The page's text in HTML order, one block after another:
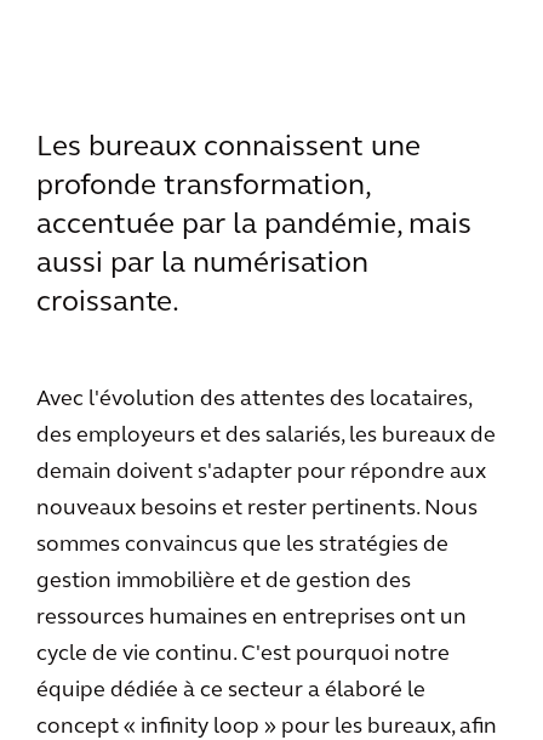
Les bureaux connaissent une
profonde transformation,
accentuée par la pandémie, mais
aussi par la numérisation
croissante.
Avec l'évolution des attentes des locataires,
des employeurs et des salariés, les bureaux de
demain doivent s'adapter pour répondre aux
nouveaux besoins et rester pertinents. Nous
sommes convaincus que les stratégies de
gestion immobilière et de gestion des
ressources humaines en entreprises ont un
cycle de vie continu. C'est pourquoi notre
équipe dédiée à ce secteur a élaboré le
concept « infinity loop » pour les bureaux, afin